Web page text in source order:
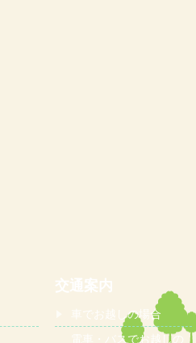
交通案内
車でお越しの場合
電車・バスでお越しの